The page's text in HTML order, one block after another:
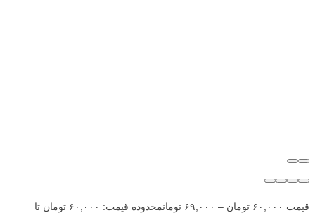
قیمت ۶۰,۰۰۰ تومان – ۶۹,۰۰۰ تومان
محدوده قیمت: ۶۰,۰۰۰ تومان تا